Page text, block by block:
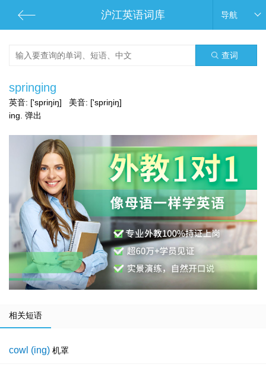
沪江英语词库 导航
查词
springing
英音: ['spriŋiŋ] 美音: ['spriŋiŋ]
ing. 弹出
相关短语
cowl (ing) 机罩